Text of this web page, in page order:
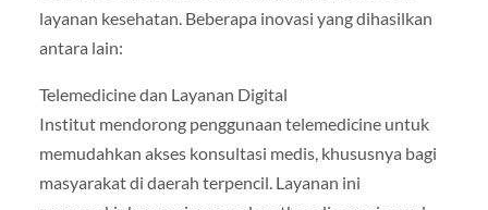
layanan kesehatan. Beberapa inovasi yang dihasilkan
antara lain:
Telemedicine dan Layanan Digital
Institut mendorong penggunaan telemedicine untuk
memudahkan akses konsultasi medis, khususnya bagi
masyarakat di daerah terpencil. Layanan ini